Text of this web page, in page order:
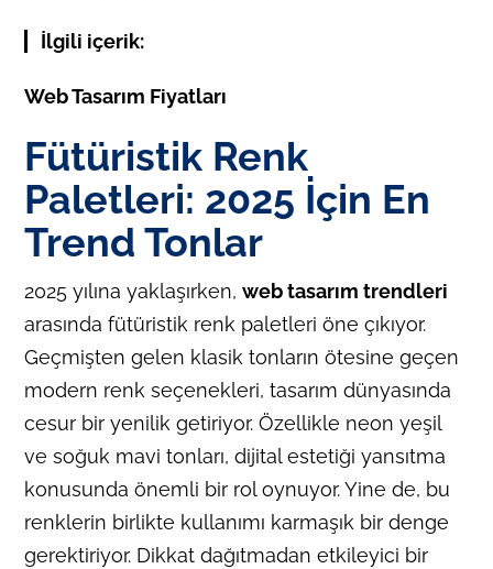
İlgili içerik:
Web Tasarım Fiyatları
Fütüristik Renk
Paletleri: 2025 İçin En
Trend Tonlar
2025 yılına yaklaşırken,web tasarım trendleri
arasında fütüristik renk paletleri öne çıkıyor.
Geçmişten gelen klasik tonların ötesine geçen
modern renk seçenekleri, tasarım dünyasında
cesur bir yenilik getiriyor. Özellikle neon yeşil
ve soğuk mavi tonları, dijital estetiği yansıtma
konusunda önemli bir rol oynuyor. Yine de, bu
renklerin birlikte kullanımı karmaşık bir denge
gerektiriyor. Dikkat dağıtmadan etkileyici bir